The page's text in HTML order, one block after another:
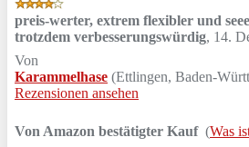
preis-werter, extrem flexibler und
trotzdem verbesserungswürdig, 14.
Von
Karammelhase (Ettlingen, Baden-
Rezensionen ansehen
Von Amazon bestätigter Kauf (Was